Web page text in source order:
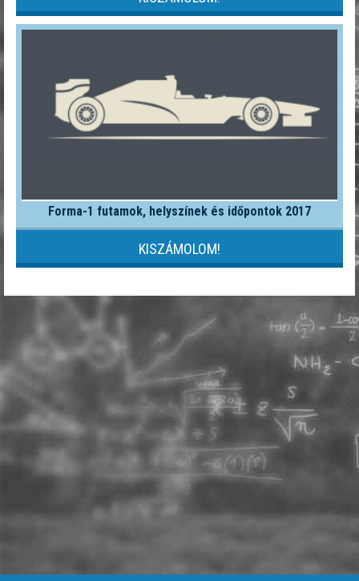
Forma-1 futamok, helyszínek és időpontok 2017
KISZÁMOLOM!